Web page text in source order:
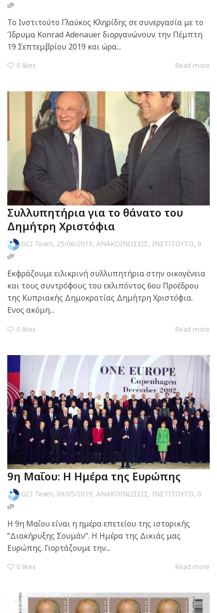
Το Ινστιτούτο Γλαύκος Κληρίδης σε συνεργασία με το
Ίδρυμα Konrad Adenauer διοργανώνουν την Πέμπτη
19 Σεπτεμβρίου 2019 και ώρα...
0 likes Read more
Συλλυπητήρια για το θάνατο του
Δημήτρη Χριστόφια
GCI Team, 25/06/2019, ΑΝΑΚΟΙΝΩΣΕΙΣ, ΙΝΣΤΙΤΟΥΤΟ, 0
Εκφράζουμε ειλικρινή συλλυπητήρια στην οικογένεια
και τους συντρόφους του εκλιπόντος 6ου Προέδρου
της Κυπριακής Δημοκρατίας Δημήτρη Χριστόφια.
Ενος ακόμη...
0 likes Read more
9η Μαΐου: Η Ημέρα της Ευρώπης
GCI Team, 09/05/2019, ΑΝΑΚΟΙΝΩΣΕΙΣ, ΙΝΣΤΙΤΟΥΤΟ, 0
Η 9η Μαΐου είναι η ημέρα επετείου της ιστορικής
“Διακήρυξης Σουμάν”. Η Ημέρα της Δικιάς μας
Ευρώπης. Γιορτάζουμε την...
0 likes Read more